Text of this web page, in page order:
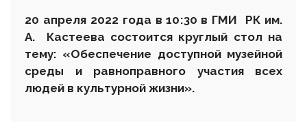
20 апреля 2022 года в 10:30 в ГМИ РК им.
А. Кастеева состоится круглый стол на
тему: «Обеспечение доступной музейной
среды и равноправного участия всех
людей в культурной жизни».